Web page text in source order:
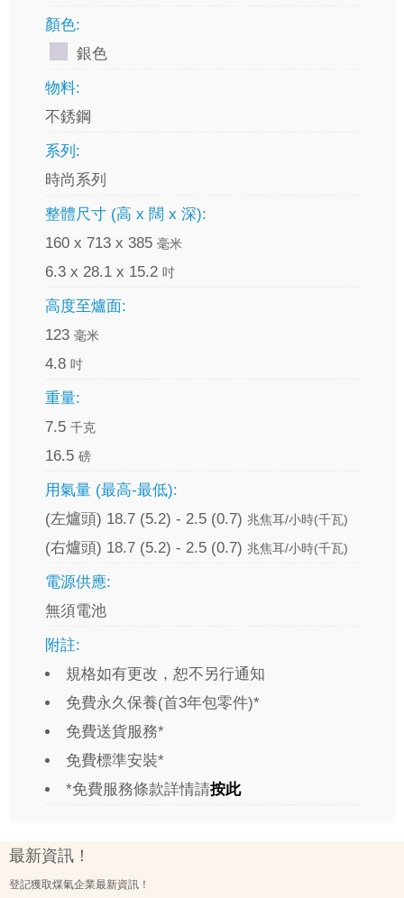
顏色:
銀色
物料:
不銹鋼
系列:
時尚系列
整體尺寸 (高 x 闊 x 深):
160 x 713 x 385 毫米
6.3 x 28.1 x 15.2 吋
高度至爐面:
123 毫米
4.8 吋
重量:
7.5 千克
16.5 磅
用氣量 (最高-最低):
(左爐頭) 18.7 (5.2) - 2.5 (0.7) 兆焦耳/小時(千瓦)
(右爐頭) 18.7 (5.2) - 2.5 (0.7) 兆焦耳/小時(千瓦)
電源供應:
無須電池
附註:
規格如有更改，恕不另行通知
免費永久保養(首3年包零件)*
免費送貨服務*
免費標準安裝*
*免費服務條款詳情請按此
最新資訊！
登記獲取煤氣企業最新資訊！